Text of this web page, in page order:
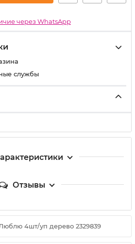
через WhatsApp
службы
Отзывы
4шт/уп дерево 2329839